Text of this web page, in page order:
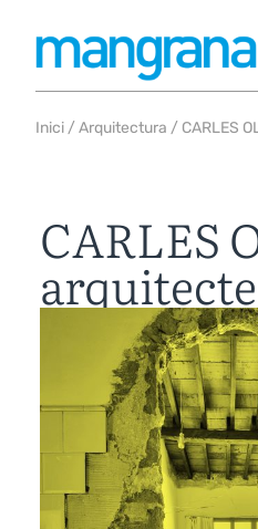
Inici /Arquitectura / CARLES
CARLES
arquitecte